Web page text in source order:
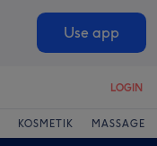
Use app
LOGIN
KOSMETIK MASSAGE